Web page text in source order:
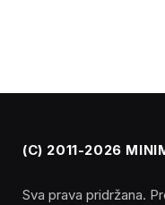
(C) 2011-2026
Sva prava pridržana.